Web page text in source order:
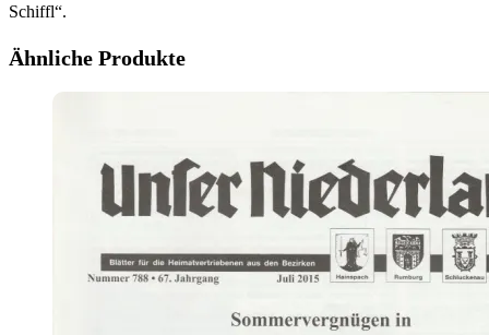
Schiffl“.
Ähnliche Produkte